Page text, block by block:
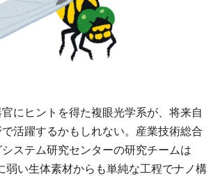
にヒントを得た複眼光学系が、将来自
活躍するかもしれない。産業技術総合
ステム研究センターの研究チームは
弱い生体素材からも単純な工程でナノ構